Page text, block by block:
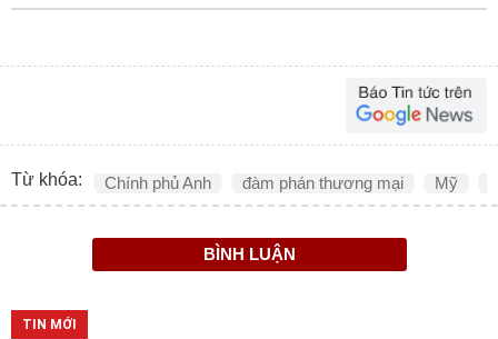
Từ khóa: Chính phủ Anh đàm phán thương mại Mỹ
BÌNH LUẬN
TIN MỚI